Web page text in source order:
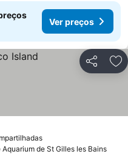
Ver preços
Partilhar
Aquarium de St Gilles les Bains